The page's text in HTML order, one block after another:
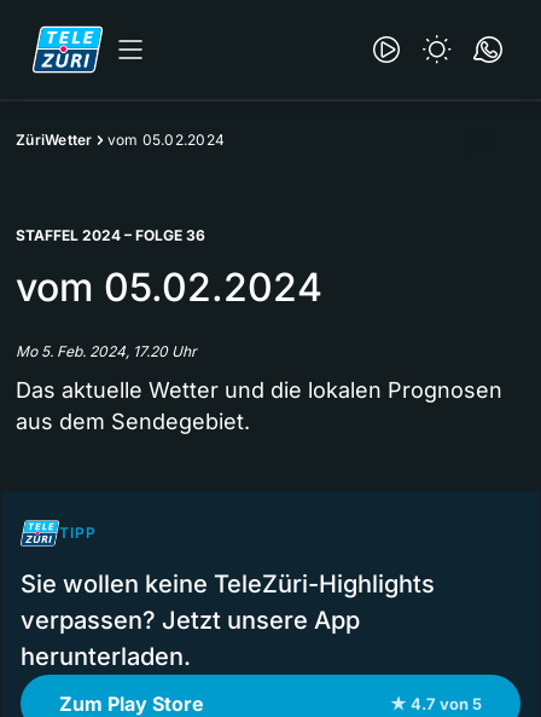
ZüriWetter vom 05.02.2024
STAFFEL 2024 – FOLGE 36
vom 05.02.2024
Mo 5. Feb. 2024, 17.20 Uhr
Das aktuelle Wetter und die lokalen Prognosen
aus dem Sendegebiet.
TIPP
Sie wollen keine TeleZüri-Highlights
verpassen? Jetzt unsere App
herunterladen.
Zum Play Store ★ 4.7 von 5